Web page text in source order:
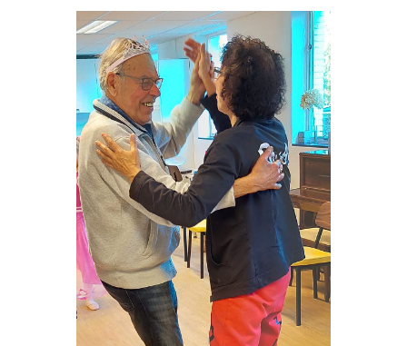
ORGANISATIE
VRIJWILLIGERS & STAGIAIRES
CONTACT